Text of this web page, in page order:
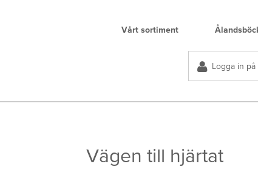
Vårt sortiment
Logga in
Vägen till hjärtat